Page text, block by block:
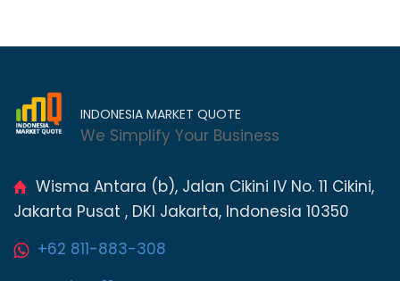
INDONESIA MARKET QUOTE
We Simplify Your Business
Wisma Antara (b), Jalan Cikini IV No. 11 Cikini,
Jakarta Pusat , DKI Jakarta, Indonesia 10350
+62 811-883-308